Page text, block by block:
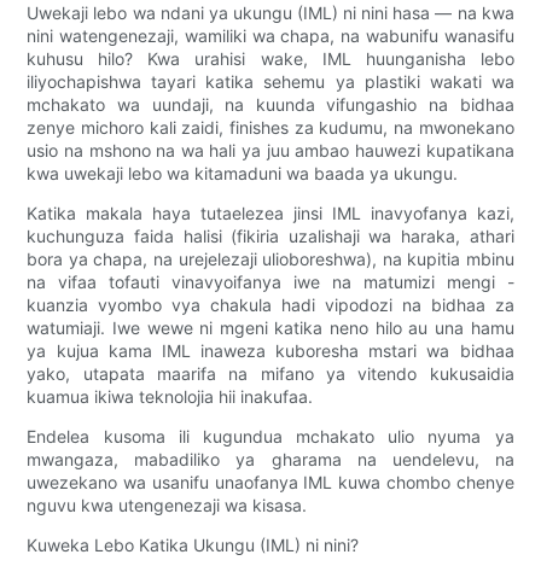
Uwekaji lebo wa ndani ya ukungu (IML) ni nini hasa — na kwa
nini watengenezaji, wamiliki wa chapa, na wabunifu wanasifu
kuhusu hilo? Kwa urahisi wake, IML huunganisha lebo
iliyochapishwa tayari katika sehemu ya plastiki wakati wa
mchakato wa uundaji, na kuunda vifungashio na bidhaa
zenye michoro kali zaidi, finishes za kudumu, na mwonekano
usio na mshono na wa hali ya juu ambao hauwezi kupatikana
kwa uwekaji lebo wa kitamaduni wa baada ya ukungu.
Katika makala haya tutaelezea jinsi IML inavyofanya kazi,
kuchunguza faida halisi (fikiria uzalishaji wa haraka, athari
bora ya chapa, na urejelezaji ulioboreshwa), na kupitia mbinu
na vifaa tofauti vinavyoifanya iwe na matumizi mengi -
kuanzia vyombo vya chakula hadi vipodozi na bidhaa za
watumiaji. Iwe wewe ni mgeni katika neno hilo au una hamu
ya kujua kama IML inaweza kuboresha mstari wa bidhaa
yako, utapata maarifa na mifano ya vitendo kukusaidia
kuamua ikiwa teknolojia hii inakufaa.
Endelea kusoma ili kugundua mchakato ulio nyuma ya
mwangaza, mabadiliko ya gharama na uendelevu, na
uwezekano wa usanifu unaofanya IML kuwa chombo chenye
nguvu kwa utengenezaji wa kisasa.
Kuweka Lebo Katika Ukungu (IML) ni nini?